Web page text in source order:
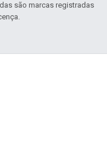
são marcas registradas